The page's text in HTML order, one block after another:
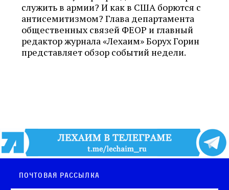
служить в армии? И как в США борются с
антисемитизмом? Глава департамента
общественных связей ФЕОР и главный
редактор журнала «Лехаим» Борух Горин
представляет обзор событий недели.
Почтовая рассылка